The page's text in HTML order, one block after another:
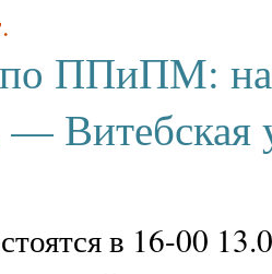
ППиПМ:
—
в 16-00